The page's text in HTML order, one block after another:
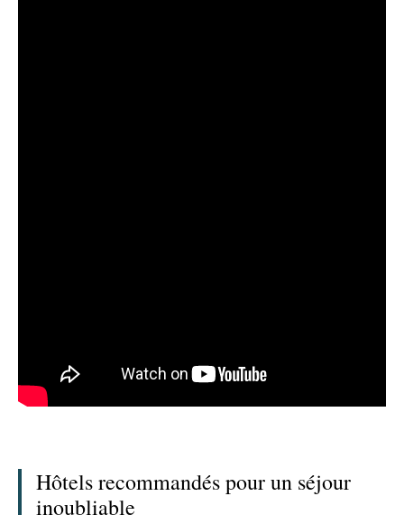
Hôtels recommandés pour un séjour
inoubliable